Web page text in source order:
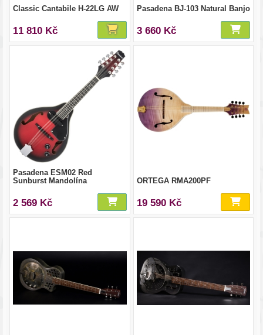
Classic Cantabile H-22LG AW
11 810 Kč
Pasadena BJ-103 Natural Banjo
3 660 Kč
Pasadena ESM02 Red
Sunburst Mandolína
2 569 Kč
ORTEGA RMA200PF
19 590 Kč